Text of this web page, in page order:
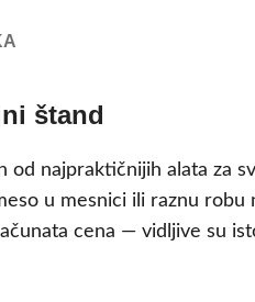
štand
najpraktičnijih alata za
u mesnici ili raznu
cena — vidljive su